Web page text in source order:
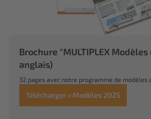
Brochure "MULTIPLEX
anglais)
32 pages avec notre programme de modèles
Télécharger « Modèles 2025